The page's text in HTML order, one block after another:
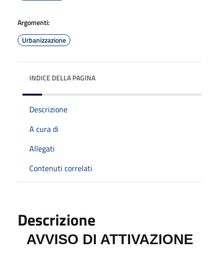
Argomenti:
Urbanizzazione
INDICE DELLA PAGINA
Descrizione
A cura di
Allegati
Contenuti correlati
Descrizione
AVVISO DI ATTIVAZIONE